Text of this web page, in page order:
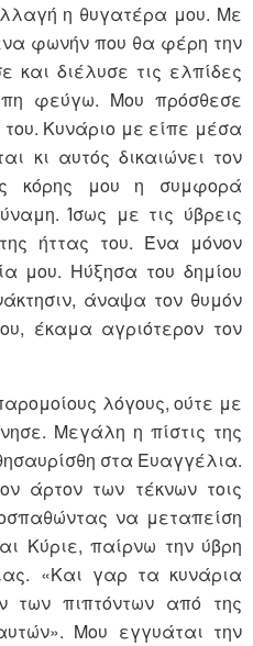
η θυγατέρα μου. Με
φωνήν που θα φέρη την
και διέλυσε τις ελπίδες
φεύγω. Μου πρόσθεσε
Κυνάριο με είπε μέσα
κι αυτός δικαιώνει τον
κόρης μου η συμφορά
Ίσως με τις ύβρεις
ήττας του. Ένα μόνον
μου. Ηύξησα του δημίου
άναψα τον θυμόν
έκαμα αγριότερον τoν
λόγους, ούτε με
Μεγάλη η πίστις της
στα Ευαγγέλια.
άρτον των τέκνων τοις
να μεταπείση
Κύριε, παίρνω την ύβρη
«Και γαρ τα κυνάρια
των πιπτόντων από της
Μου εγγυάται την